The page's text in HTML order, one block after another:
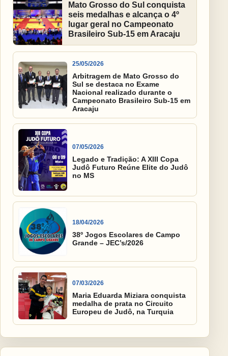
Mato Grosso do Sul conquista
seis medalhas e alcança o 4º
lugar geral no Campeonato
Brasileiro Sub-15 em Aracaju
25/05/2026
Arbitragem de Mato Grosso do
Sul se destaca no Exame
Nacional realizado durante o
Campeonato Brasileiro Sub-15 em
Aracaju
07/05/2026
Legado e Tradição: A XIII Copa
Judô Futuro Reúne Elite do Judô
no MS
18/04/2026
38º Jogos Escolares de Campo
Grande – JEC’s/2026
07/03/2026
Maria Eduarda Miziara conquista
medalha de prata no Circuito
Europeu de Judô, na Turquia